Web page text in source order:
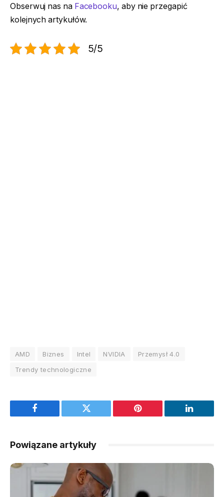
Obserwuj nas na Facebooku, aby nie przegapić
kolejnych artykułów.
5/5
AMD Biznes Intel NVIDIA
Przemysł 4.0
Trendy technologiczne
Facebook Twitter Pinterest LinkedIn
Powiązane artykuły